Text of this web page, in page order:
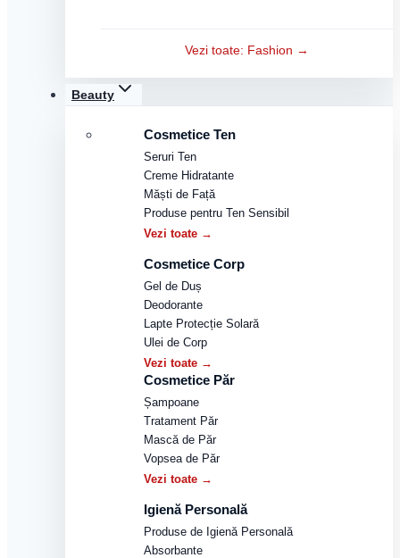
Vezi toate: Fashion →
Beauty
Cosmetice Ten
Seruri Ten
Creme Hidratante
Măști de Față
Produse pentru Ten Sensibil
Vezi toate →
Cosmetice Corp
Gel de Duș
Deodorante
Lapte Protecție Solară
Ulei de Corp
Vezi toate →
Cosmetice Păr
Șampoane
Tratament Păr
Mască de Păr
Vopsea de Păr
Vezi toate →
Igienă Personală
Produse de Igienă Personală
Absorbante